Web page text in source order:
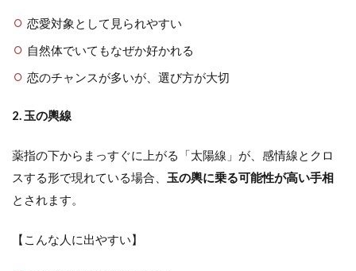
恋愛対象として見られやすい
自然体でいてもなぜか好かれる
恋のチャンスが多いが、選び方が大切
2. 玉の輿線
薬指の下からまっすぐに上がる「太陽線」が、感情線とクロ
スする形で現れている場合、 玉の輿に乗る可能性が高い手相
とされます。
【こんな人に出やすい】